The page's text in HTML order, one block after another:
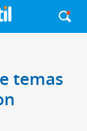
temas